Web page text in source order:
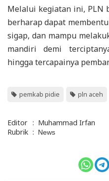
​Melalui kegiatan ini, PLN
berharap dapat
sigap, dan mampu
mandiri demi
hingga tercapainya
pemkab pidie pln aceh
Editor : Muhammad Irfan
Rubrik : News